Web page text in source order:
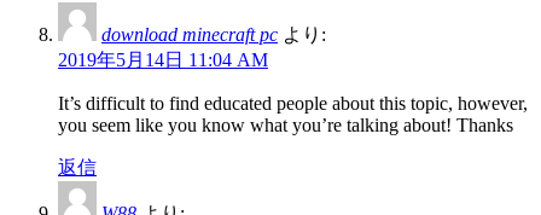
download minecraft pc より:
2019年5月14日 11:04 AM
It’s difficult to find educated people about this topic, however,
you seem like you know what you’re talking about! Thanks
返信